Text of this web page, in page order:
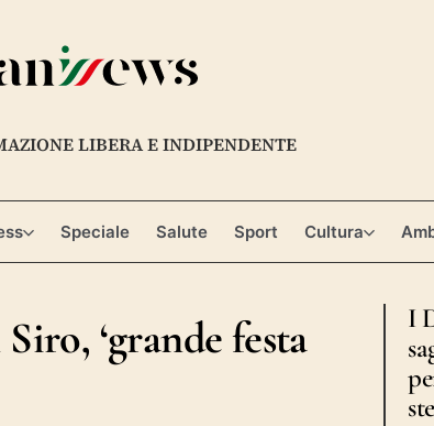
LIBERA E INDIPENDENTE
Speciale Salute Sport Cultura
‘grande festa
I